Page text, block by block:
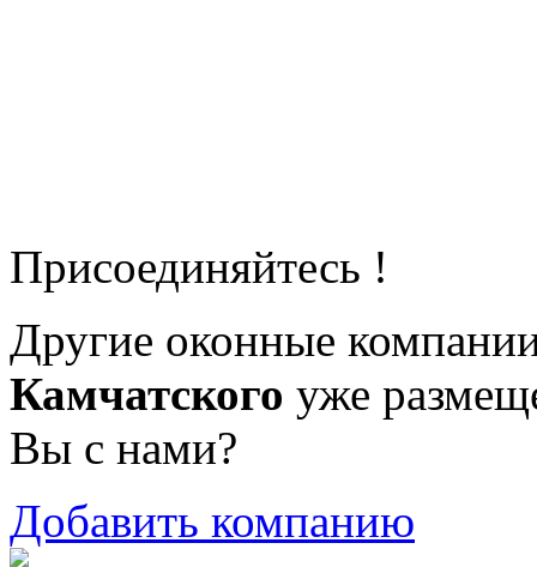
Присоединяйтесь !
Другие оконные
Камчатского уже
Вы с нами?
Добавить компанию